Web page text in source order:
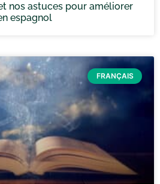
nos astuces pour améliorer
espagnol
FRANÇAIS